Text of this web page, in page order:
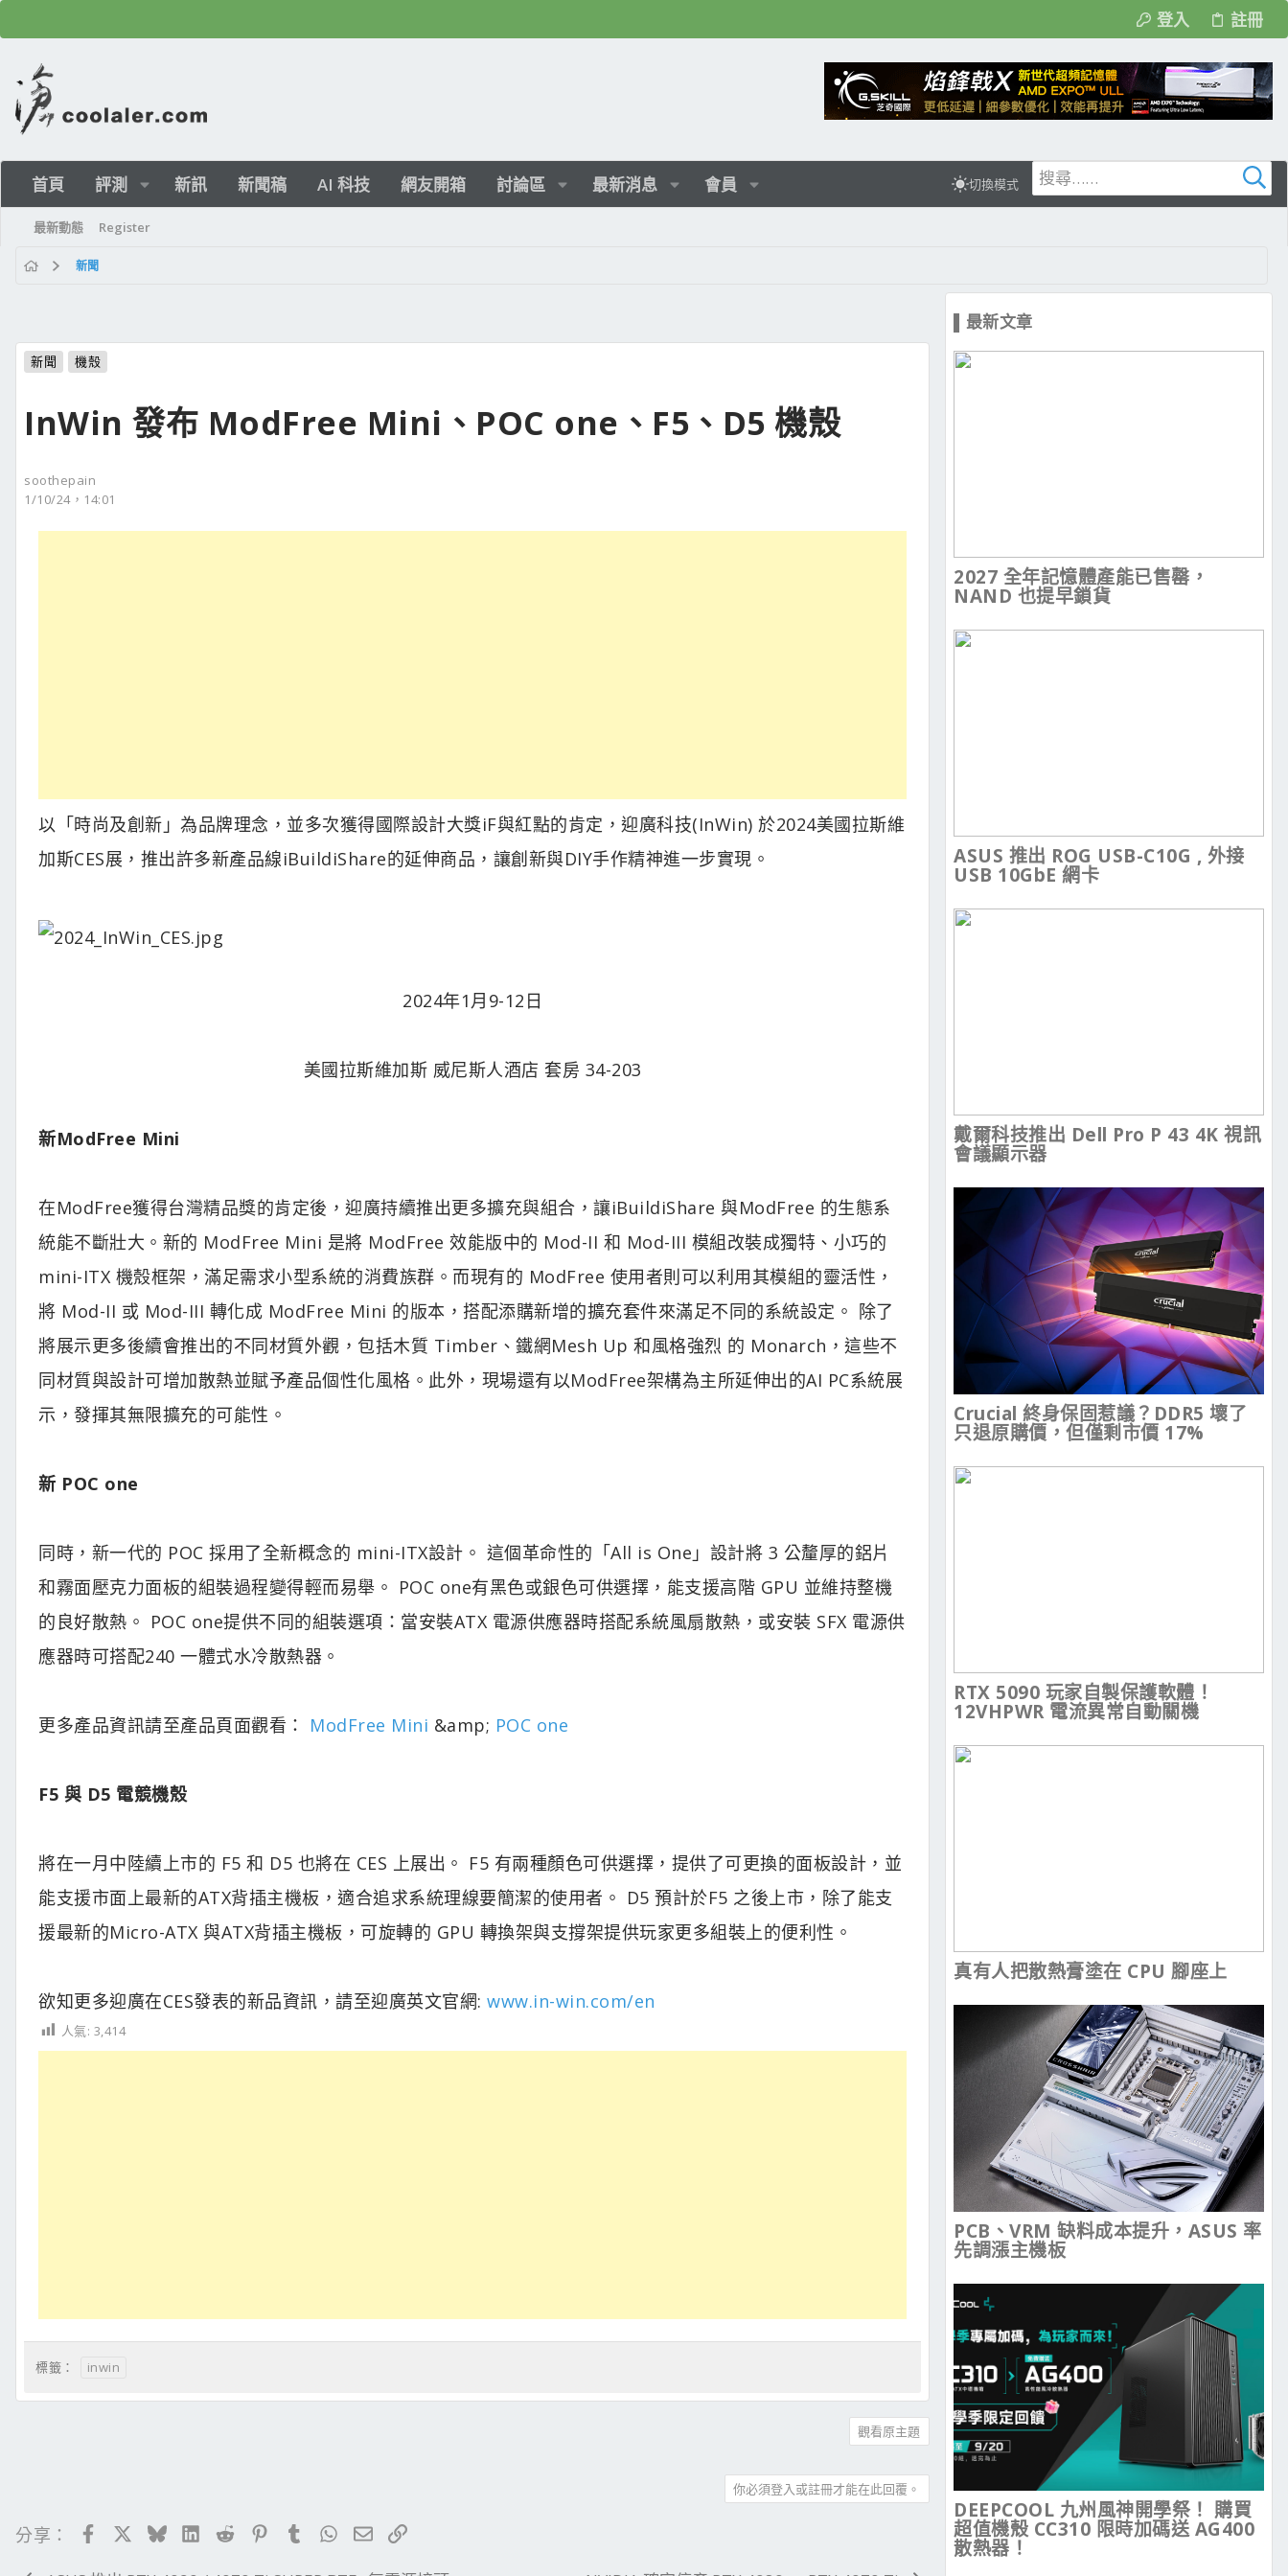
登入 註冊
首頁 評測 新訊 新聞稿 AI 科技 網友開箱 討論區 最新消息 會員 切換模式
最新動態 Register
新聞
新聞 機殼
InWin 發布 ModFree Mini、POC one、F5、D5 機殼
soothepain
1/10/24，14:01
以「時尚及創新」為品牌理念，並多次獲得國際設計大獎iF與紅點的肯定，迎廣科技(InWin) 於2024美國拉斯維
加斯CES展，推出許多新產品線iBuildiShare的延伸商品，讓創新與DIY手作精神進一步實現。
2024年1月9-12日
美國拉斯維加斯 威尼斯人酒店 套房 34-203​
新ModFree Mini
在ModFree獲得台灣精品獎的肯定後，迎廣持續推出更多擴充與組合，讓iBuildiShare 與ModFree 的生態系
統能不斷壯大。新的 ModFree Mini 是將 ModFree 效能版中的 Mod-II 和 Mod-III 模組改裝成獨特、小巧的
mini-ITX 機殼框架，滿足需求小型系統的消費族群。而現有的 ModFree 使用者則可以利用其模組的靈活性，
將 Mod-II 或 Mod-III 轉化成 ModFree Mini 的版本，搭配添購新增的擴充套件來滿足不同的系統設定。 除了
將展示更多後續會推出的不同材質外觀，包括木質 Timber、鐵網Mesh Up 和風格強烈 的 Monarch，這些不
同材質與設計可增加散熱並賦予產品個性化風格。此外，現場還有以ModFree架構為主所延伸出的AI PC系統展
示，發揮其無限擴充的可能性。
新 POC one
同時，新一代的 POC 採用了全新概念的 mini-ITX設計。 這個革命性的「All is One」設計將 3 公釐厚的鋁片
和霧面壓克力面板的組裝過程變得輕而易舉。 POC one有黑色或銀色可供選擇，能支援高階 GPU 並維持整機
的良好散熱。 POC one提供不同的組裝選項：當安裝ATX 電源供應器時搭配系統風扇散熱，或安裝 SFX 電源供
應器時可搭配240 一體式水冷散熱器。
更多產品資訊請至產品頁面觀看： ModFree Mini &amp; POC one
F5 與 D5 電競機殼
將在一月中陸續上市的 F5 和 D5 也將在 CES 上展出。 F5 有兩種顏色可供選擇，提供了可更換的面板設計，並
能支援市面上最新的ATX背插主機板，適合追求系統理線要簡潔的使用者。 D5 預計於F5 之後上市，除了能支
援最新的Micro-ATX 與ATX背插主機板，可旋轉的 GPU 轉換架與支撐架提供玩家更多組裝上的便利性。
欲知更多迎廣在CES發表的新品資訊，請至迎廣英文官網: www.in-win.com/en
人氣: 3,414
標籤： inwin
觀看原主題
你必須登入或註冊才能在此回覆。
分享： FacebookBlueskyLinkedIn
RedditPinterestTumblrWhatsApp
電子郵件
連結
▌最新文章
2027 全年記憶體產能已售罄，
NAND 也提早鎖貨
ASUS 推出 ROG USB-C10G , 外接
USB 10GbE 網卡
戴爾科技推出 Dell Pro P 43 4K 視訊
會議顯示器
Crucial 終身保固惹議？DDR5 壞了
只退原購價，但僅剩市價 17%
RTX 5090 玩家自製保護軟體！
12VHPWR 電流異常自動關機
真有人把散熱膏塗在 CPU 腳座上
PCB、VRM 缺料成本提升，ASUS 率
先調漲主機板
DEEPCOOL 九州風神開學祭！ 購買
超值機殼 CC310 限時加碼送 AG400
散熱器！